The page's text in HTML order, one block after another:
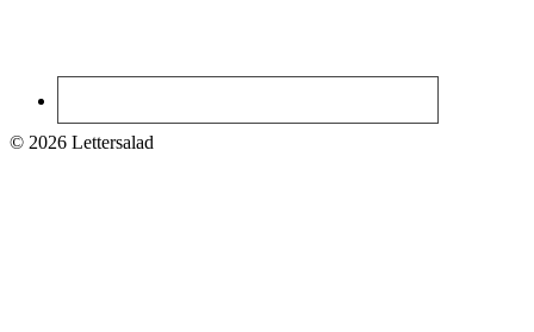
© 2026 Lettersalad